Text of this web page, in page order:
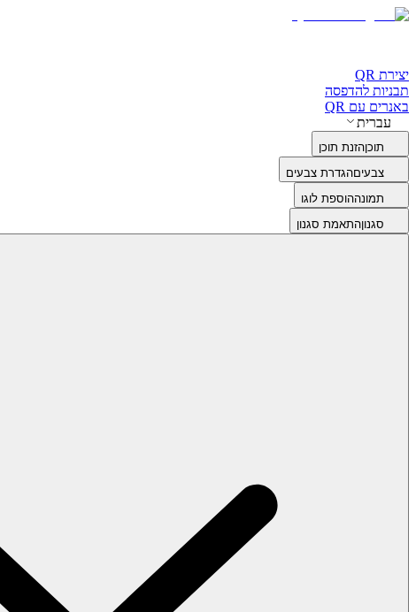
יצירת QR
תבניות להדפסה
באנרים עם QR
עברית
תוכןהזנת תוכן
צבעיםהגדרת צבעים
תמונההוספת לוגו
סגנוןהתאמת סגנון